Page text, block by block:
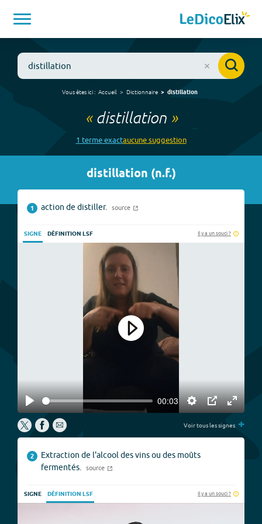
Vous êtes ici : Accueil Dictionnaire distillation
« distillation»
1 termeexactaucunesuggestion
distillation (n.f.)
1 action de distiller. source
SIGNE DÉFINITION LSF Il y a un souci ?
Play
00:03
Settings
PIP
Enter
Play
Voir tous les signes +
2
Extraction de l'alcool des vins ou des moûts
fermentés.
source
SIGNE DÉFINITION LSF Il y a un souci ?